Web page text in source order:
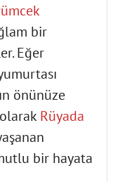
bir
Eğer
önünüze
Rüyada
bir hayata